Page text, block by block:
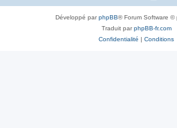
Développé parphpBB® Forum Software ©
Traduit parphpBB-fr.com
Confidentialité | Conditions